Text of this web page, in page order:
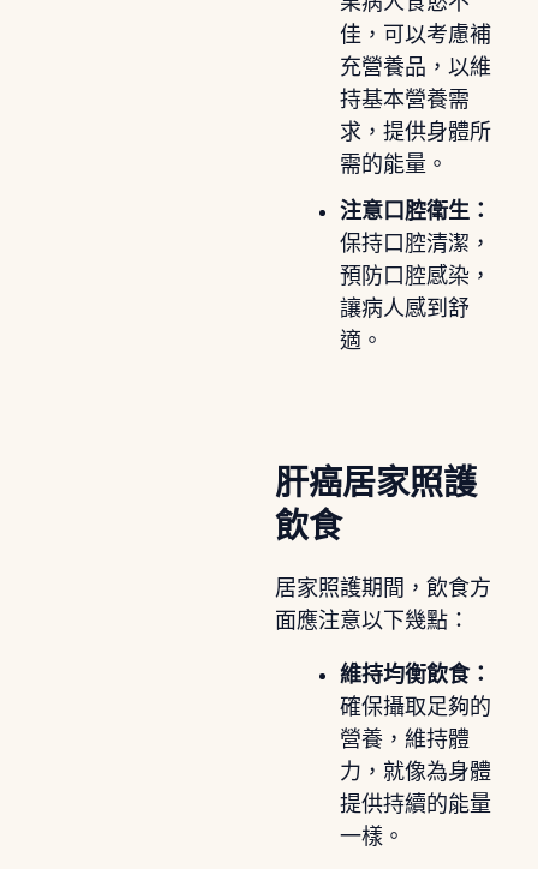
佳，可以考慮補
充營養品，以維
持基本營養需
求，提供身體所
需的能量。
注意口腔衛生：
保持口腔清潔，
預防口腔感染，
讓病人感到舒
適。
肝癌居家照護
飲食
居家照護期間，飲食方
面應注意以下幾點：
維持均衡飲食：
確保攝取足夠的
營養，維持體
力，就像為身體
提供持續的能量
一樣。